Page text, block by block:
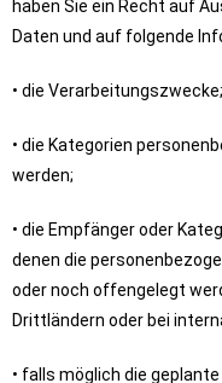
haben Sie ein Recht auf
Daten und auf folgende
• die Verarbeitungszwecke;
• die Kategorien
werden;
• die Empfänger oder
denen die
oder noch offengelegt
Drittländern oder bei
• falls möglich die